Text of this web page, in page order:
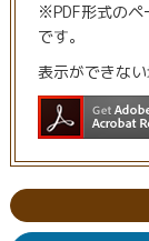
※PDF形式の
です。
表示ができな